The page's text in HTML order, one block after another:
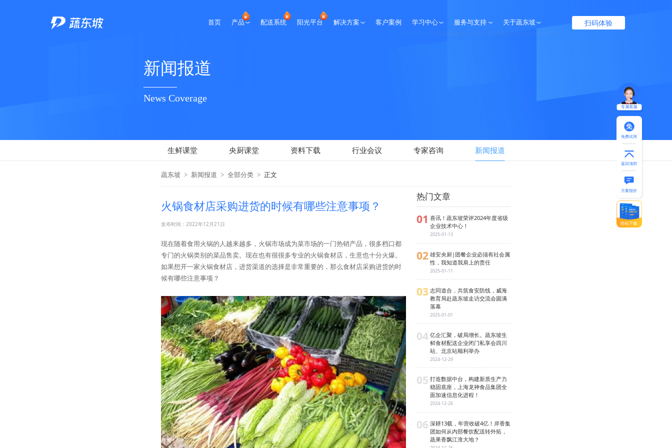
首页 产品 配送系统 阳光平台 解决方案 客户案例 学习中心 服务与支持 关于蔬东坡 扫码体验
新闻报道
News Coverage
生鲜课堂 央厨课堂 资料下载 行业会议 专家咨询 新闻报道
蔬东坡 > 新闻报道 > 全部分类 > 正文
火锅食材店采购进货的时候有哪些注意事项？
发布时间：2022年12月21日
现在随着食用火锅的人越来越多，火锅市场成为菜市场的一门热销产品，很多档口都
专门的火锅类别的菜品售卖。现在也有很很多专业的火锅食材店，生意也十分火爆。
如果想开一家火锅食材店，进货渠道的选择是非常重要的，那么食材店采购进货的时
候有哪些注意事项？
热门文章
01 喜讯！蔬东坡荣评2024年度省级
企业技术中心！
2025-01-13
02 雄安央厨|团餐企业必须有社会属
性，我知道我肩上的责任
2025-01-11
03 志同道合，共筑食安防线，威海
教育局赴蔬东坡走访交流会圆满
落幕
2025-01-01
04 亿企汇聚，破局增长。蔬东坡生
鲜食材配送企业闭门私享会四川
站、北京站顺利举办
2024-12-29
05 打造数据中台，构建新质生产力
稳固底座，上海龙神食品集团全
面加速信息化进程！
2024-12-26
06 深耕13载，年营收破4亿！岸香集
团如何从内部餐饮配送转外拓，
蔬果香飘江淮大地？
专属客服
免费试用
返回顶部
方案报价